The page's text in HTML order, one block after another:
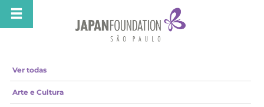
Ver todas
Arte e Cultura